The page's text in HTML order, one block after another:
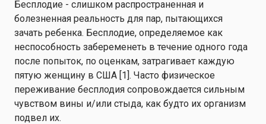
Бесплодие - слишком распространенная и
болезненная реальность для пар, пытающихся
зачать ребенка. Бесплодие, определяемое как
неспособность забеременеть в течение одного года
после попыток, по оценкам, затрагивает каждую
пятую женщину в США [1]. Часто физическое
переживание бесплодия сопровождается сильным
чувством вины и/или стыда, как будто их организм
подвел их.